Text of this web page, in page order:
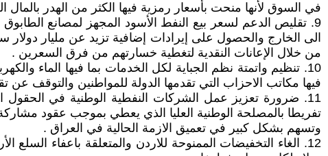
في السوق لأنها منحت بأسعار رمزية فيها الكثر من الهدر بالمال
9. تقليص الدعم لسعر بيع النفط الأسود المجهز لمصانع
الى الخارج والحصول على إيرادات إضافية تزيد عن مليار
من خلال الإعانات النقدية لتغطية خسارتهم من فرق السعرين .
10. تنظيم واتمتة نظم الجباية لكل الخدمات بما فيها الماء
فيها مكاتب الاحزاب التي تقدمها الدولة للمواطنين والتوقف عن
11. ضرورة تعزيز عمل الشركات النفطية الوطنية في الحقول
تفريطا بالمصلحة الوطنية العليا الذي يعطي بموجب عقود
وتسهم بشكل كبير في تعميق الازمة الحالية في العراق .